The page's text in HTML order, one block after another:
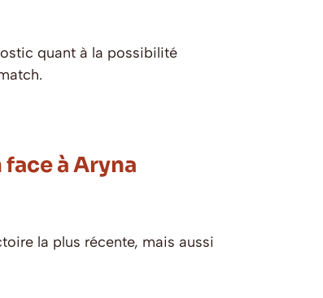
quant à la possibilité
à Aryna
la plus récente, mais aussi